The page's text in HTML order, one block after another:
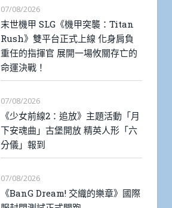
07/08/2026
末世機甲 SLG《機甲突襲：Titan
Rush》雙平台正式上線 化身肩負
重任的指揮官 展開一場攸關存亡的
命運決戰！
07/08/2026
《少女前線2：追放》主題活動「月
下安魂曲」古堡開放 精英人形「六
分儀」報到
07/08/2026
《BanG Dream! 交織的樂章》國際